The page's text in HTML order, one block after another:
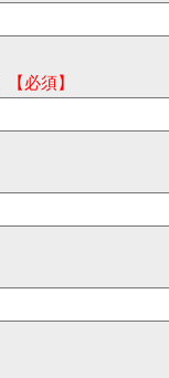
【必須】